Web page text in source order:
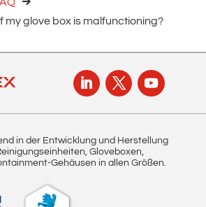
my glove box is malfunctioning?
in der Entwicklung und Herstellung
Gloveboxen,
Gehäusen in allen Größen.